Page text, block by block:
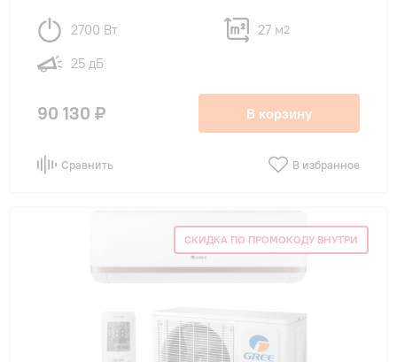
2700 Вт 27 м2
25 дБ
90 130 ₽ В корзину
Сравнить В избранное
СКИДКА ПО ПРОМОКОДУ ВНУТРИ